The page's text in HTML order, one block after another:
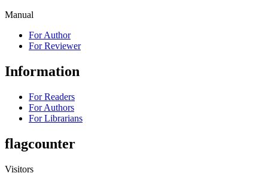
Manual
For Author
For Reviewer
Information
For Readers
For Authors
For Librarians
flagcounter
Visitors